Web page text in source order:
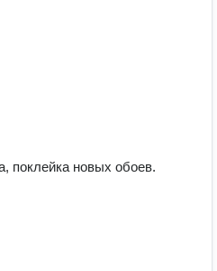
поклейка новых обоев.